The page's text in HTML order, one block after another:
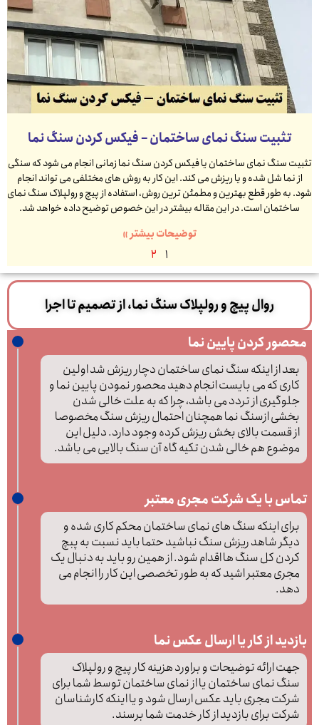
تثبیت سنگ نمای ساختمان – فیکس کردن سنگ نما
تثبیت سنگ نمای ساختمان یا فیکس کردن سنگ نما زمانی انجام می شود که سنگی
از نما شل شده و یا ریزش می کند. این کار به روش های مختلفی می تواند انجام
شود. به طور قطع بهترین و مطمئن ترین روش، استفاده از پیچ و رولپلاک سنگ نمای
ساختمان است. در این مقاله بیشتر در این خصوص توضیح داده خواهد شد.
توضیحات بیشتر »
1
2
روال پیچ و رولپلاک سنگ نما، از تصمیم تا اجرا
محصور کردن پایین نما
بعد از اینکه سنگ نمای ساختمان دچار ریزش شد اولین
کاری که می بایست انجام دهید محصور نمودن پایین نما و
جلوگیری از تردد می باشد، چرا که به علت خالی شدن
بخشی ازسنگ نما همچنان احتمال ریزش سنگ مخصوصا
از قسمت بالای بخش ریزش کرده وجود دارد. دلیل این
موضوع هم خالی شدن تکیه گاه آن سنگ بالایی می باشد.
تماس با یک شرکت مجری معتبر
برای اینکه سنگ های نمای ساختمان محکم کاری شده و
دیگر شاهد ریزش سنگ نباشید حتما باید نسبت به پبچ
کردن کل سنگ ها اقدام شود. از همین رو باید به دنبال یک
مجری معتبر اشید که به طور تخصصی این کار را انجام می
دهد.
بازدید از کار یا ارسال عکس نما
جهت ارائه توضیحات و براورد هزینه کار پیچ و رولپلاک
سنگ نمای ساختمان یا از نمای ساختمان توسط شما برای
شرکت مجری باید عکس ارسال شود و یا اینکه کارشناسان
شرکت برای بازدید از کار خدمت شما برسند.